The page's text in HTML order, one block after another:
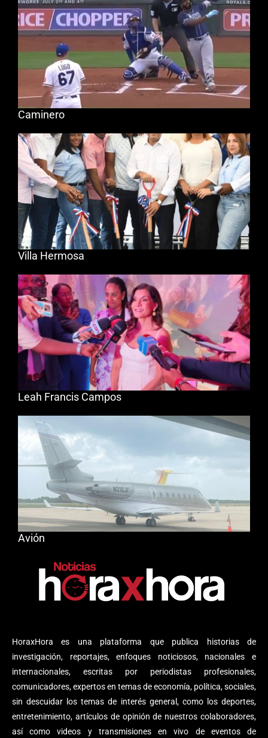
HoraxHora es una plataforma que publica historias de
investigación, reportajes, enfoques noticiosos, nacionales e
internacionales, escritas por periodistas profesionales,
comunicadores, expertos en temas de economía, política, sociales,
sin descuidar los temas de interés general, como los deportes,
entretenimiento, artículos de opinión de nuestros colaboradores,
así como videos y transmisiones en vivo de eventos de
Caminero
Villa Hermosa
Leah Francis Campos
Avión